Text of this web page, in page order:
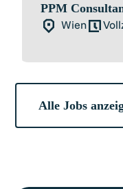
PPM
Wien
Alle Jobs